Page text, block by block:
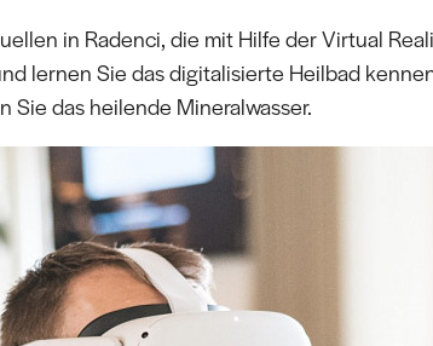
in Radenci, die mit Hilfe der Virtual
lernen Sie das digitalisierte Heilbad
Sie das heilende Mineralwasser.